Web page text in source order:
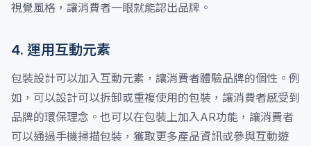
視覺風格，讓消費者一眼就能認出品牌。
4. 運用互動元素
包裝設計可以加入互動元素，讓消費者體驗品牌的個性。例
如，可以設計可以拆卸或重複使用的包裝，讓消費者感受到
品牌的環保理念。也可以在包裝上加入AR功能，讓消費者
可以通過手機掃描包裝，獲取更多產品資訊或參與互動遊